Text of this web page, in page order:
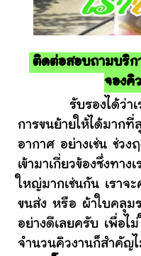
ติดต่อสอบถามบริกา
จองคิ
รับรองได้ว่าเรา
การขนย้ายให้ได้มาก
อากาศ อย่างเช่น ช่ว
เข้ามาเกี่ยวข้องซึ่งทา
ใหญ่มากเช่นกัน เรา
ขนส่ง หรือ ผ้าใบคลุม
อย่างดีเลยครับ เพื่อไม่
จำนวนคิวงานก็สำคัญ